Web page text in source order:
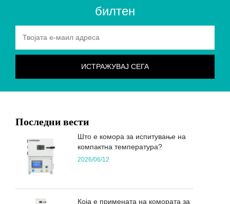
билтен
Последни вести
Што е комора за испитување на
компактна температура?
2026/06/12
Која е примената на комората за